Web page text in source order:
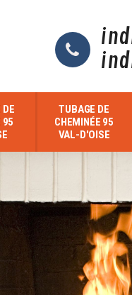
DE
95
TUBAGE DE
CHEMINÉE 95
VAL-D'OISE